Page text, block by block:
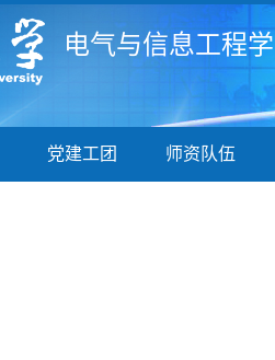
电气与信息工程
党建工团 师资队伍